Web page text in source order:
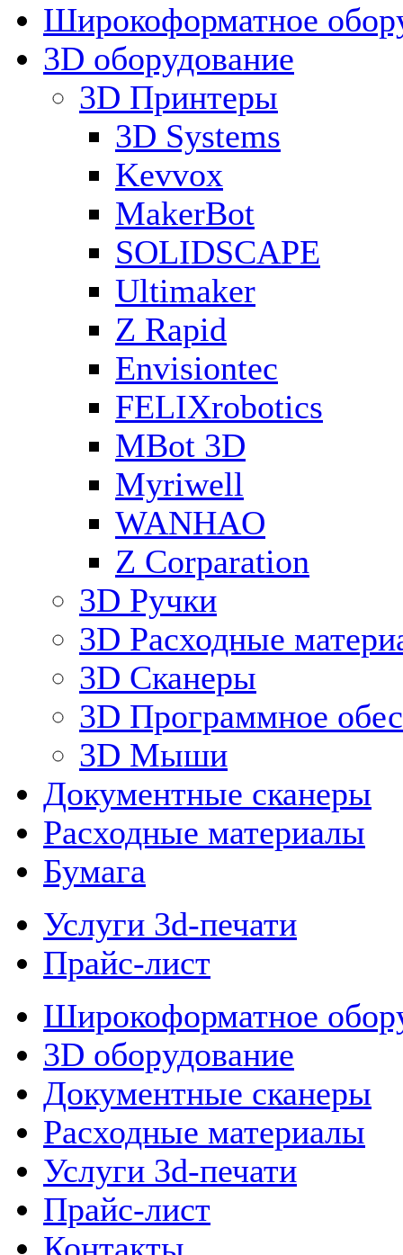
Широкоформатное
3D оборудование
3D Принтеры
3D Systems
Kevvox
MakerBot
SOLIDSCAPE
Ultimaker
Z Rapid
Envisiontec
FELIXrobotics
MBot 3D
Myriwell
WANHAO
Z Corparation
3D Ручки
3D Расходные
3D Сканеры
3D Программное
3D Мыши
Документные сканеры
Расходные материалы
Бумага
Услуги 3d-печати
Прайс-лист
Широкоформатное
3D оборудование
Документные сканеры
Расходные материалы
Услуги 3d-печати
Прайс-лист